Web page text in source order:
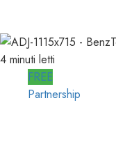
4 minuti letti
FREE
Partnership